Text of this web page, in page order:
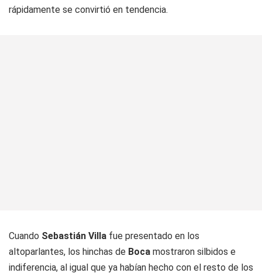
rápidamente se convirtió en tendencia.
Cuando Sebastián Villa fue presentado en los
altoparlantes, los hinchas de Boca mostraron silbidos e
indiferencia, al igual que ya habían hecho con el resto de los